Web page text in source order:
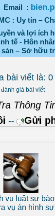
Email :
: Uy tín –
và lợi ích
tế - Hôn
sản – Sở hữu
bài viết là:
giá bài viết
Thông
-- Gửi
luật sư bào
án hình sự